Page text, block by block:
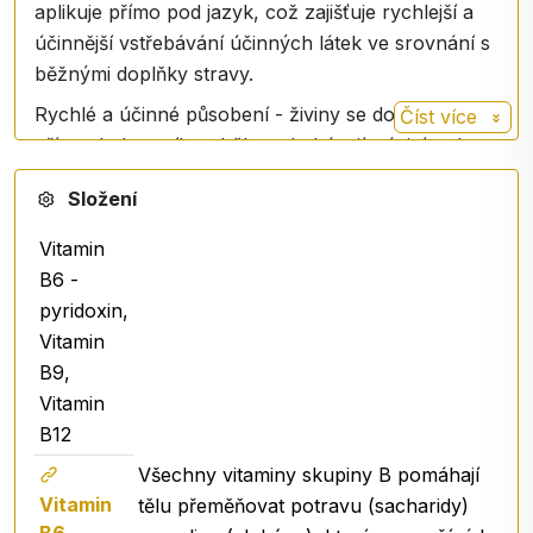
aplikuje přímo pod jazyk, což zajišťuje rychlejší a
účinnější vstřebávání účinných látek ve srovnání s
běžnými doplňky stravy.
Rychlé a účinné působení - živiny se dostávají
přímo do krevního oběhu, obcházejí trávicí trakt a
poskytují tělu okamžitou podporu.
každodenní použití, kompaktní balení umožňuje
mít jej vždy po ruce. Napište, jak je důležité
každodenní používání
Dávkování
Dospělí 3 x denně 3 vstřiky, děti 3 x denně 2
vstřiky.
obsah v denní dávce:
Dospělí:
Číst více
Složení
Vitamin
B6 -
pyridoxin,
Vitamin
B9,
Vitamin
B12
Vitamin
Všechny vitaminy skupiny B pomáhají
tělu přeměňovat potravu (sacharidy)